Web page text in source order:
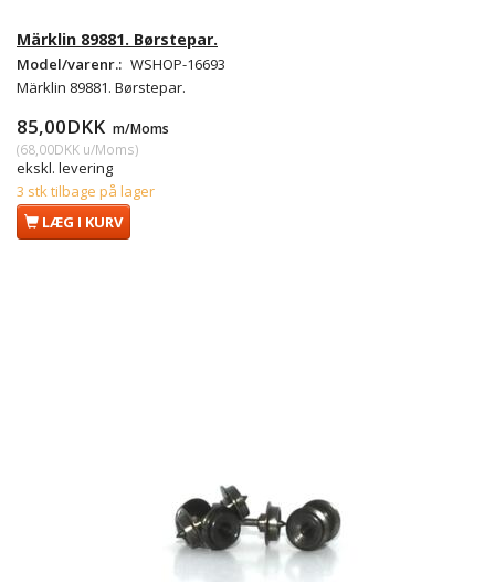
Märklin 89881. Børstepar.
Model/varenr.: WSHOP-16693
Märklin 89881. Børstepar.
85,00DKK m/Moms
(68,00DKK u/Moms)
ekskl. levering
3 stk tilbage på lager
LÆG I KURV